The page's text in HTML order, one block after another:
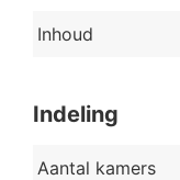
Inhoud
Indeling
Aantal kamers